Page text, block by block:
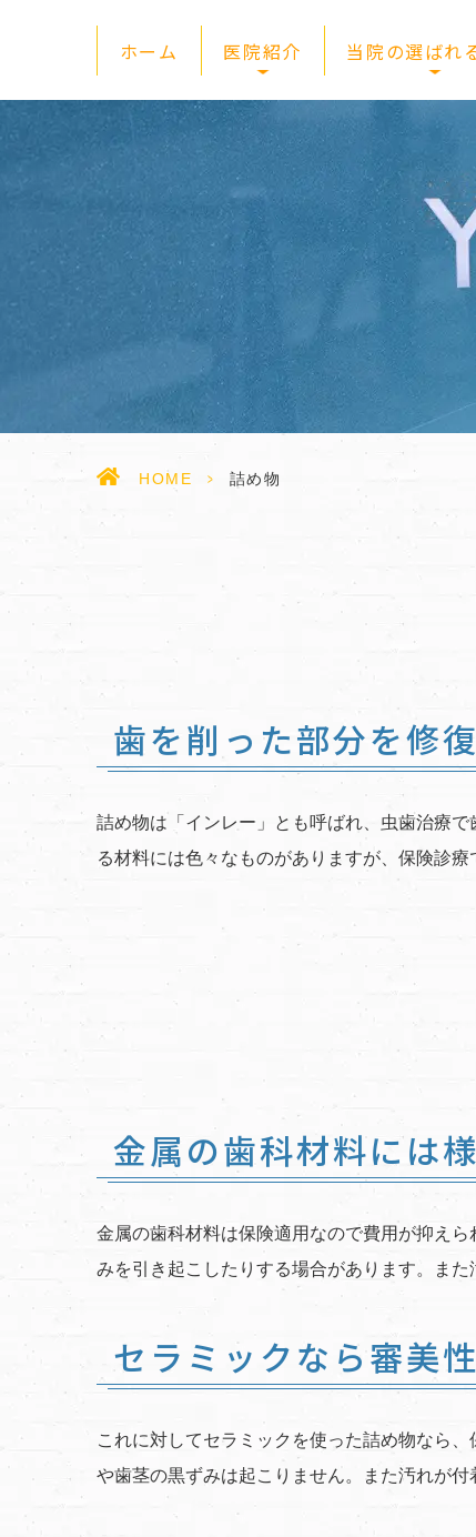
ホーム 医院紹介 当院の選ばれ
HOME > 詰め物
歯を削った部分を修
詰め物は「インレー」とも呼ばれ、虫歯治療
る材料には色々なものがありますが、保険診
金属の歯科材料には
金属の歯科材料は保険適用なので費用が抑え
みを引き起こしたりする場合があります。ま
セラミックなら審美
これに対してセラミックを使った詰め物なら
や歯茎の黒ずみは起こりません。また汚れが